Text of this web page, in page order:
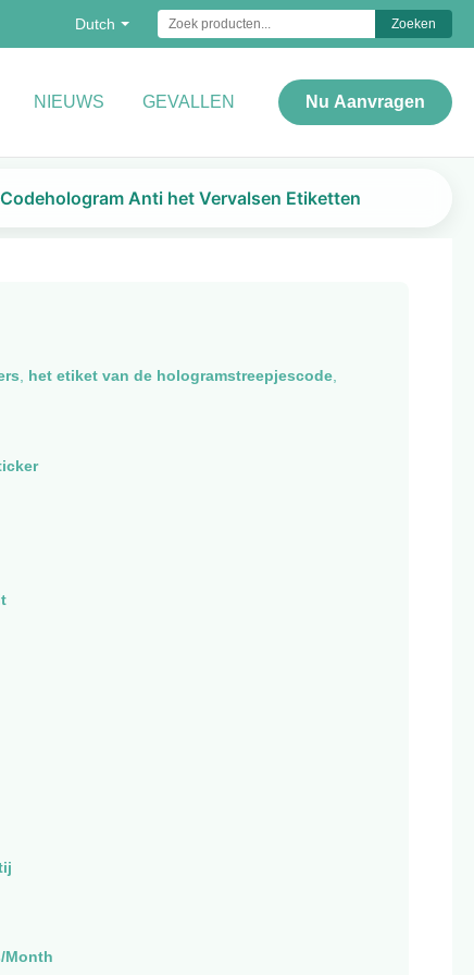
Dutch Zoeken
NIEUWS GEVALLEN Nu Aanvragen
Anti het Vervalsen Etiketten
het etiket van de hologramstreepjescode,
Month